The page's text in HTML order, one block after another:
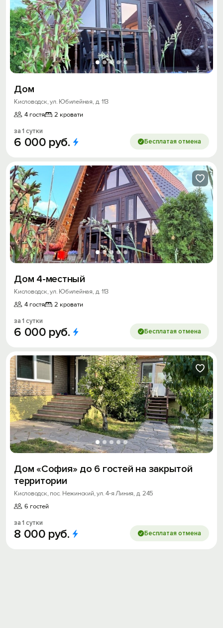
Дом
Кисловодск, ул. Юбилейная, д. 113
4 гостя
2 кровати
за 1 сутки
6 000 руб. Бесплатая отмена
Дом 4-местный
Кисловодск, ул. Юбилейная, д. 113
4 гостя
2 кровати
за 1 сутки
6 000 руб. Бесплатая отмена
Дом «София» до 6 гостей на закрытой
территории
Кисловодск, пос. Нежинский, ул. 4-я Линия, д. 245
6 гостей
за 1 сутки
8 000 руб. Бесплатая отмена